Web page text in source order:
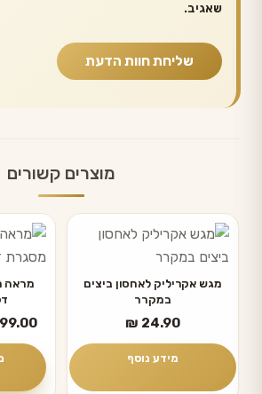
שאגיב.
מוצרים קשורים
מגש אקריליק לאחסון ביצים
במקרר
₪ 24.90
מידע נוסף
מראה
למוצר
זה
סוגים.
ניתן
לבחור